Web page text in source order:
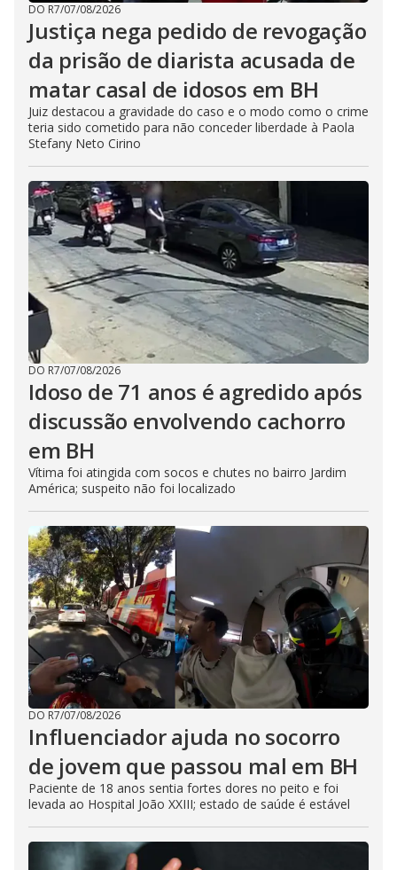
DO R7/07/08/2026
Justiça nega pedido de revogação
da prisão de diarista acusada de
matar casal de idosos em BH
Juiz destacou a gravidade do caso e o modo como o crime
teria sido cometido para não conceder liberdade à Paola
Stefany Neto Cirino
DO R7/07/08/2026
Idoso de 71 anos é agredido após
discussão envolvendo cachorro
em BH
Vítima foi atingida com socos e chutes no bairro Jardim
América; suspeito não foi localizado
DO R7/07/08/2026
Influenciador ajuda no socorro
de jovem que passou mal em BH
Paciente de 18 anos sentia fortes dores no peito e foi
levada ao Hospital João XXIII; estado de saúde é estável